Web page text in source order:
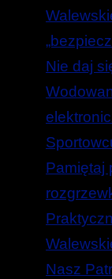
Nie daj
Pamiętaj
Nasz